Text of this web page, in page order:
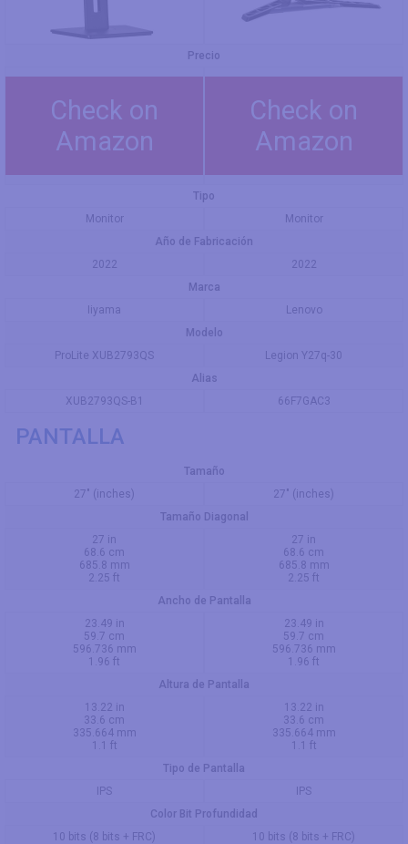
Precio
Check on
Amazon
Check on
Amazon
Tipo
Monitor
Monitor
Año de Fabricación
2022
2022
Marca
Iiyama
Lenovo
Modelo
ProLite XUB2793QS
Legion Y27q-30
Alias
XUB2793QS-B1
66F7GAC3
PANTALLA
Tamaño
27" (inches)
27" (inches)
Tamaño Diagonal
27 in
68.6 cm
685.8 mm
2.25 ft
27 in
68.6 cm
685.8 mm
2.25 ft
Ancho de Pantalla
23.49 in
59.7 cm
596.736 mm
1.96 ft
23.49 in
59.7 cm
596.736 mm
1.96 ft
Altura de Pantalla
13.22 in
33.6 cm
335.664 mm
1.1 ft
13.22 in
33.6 cm
335.664 mm
1.1 ft
Tipo de Pantalla
IPS
IPS
Color Bit Profundidad
10 bits (8 bits + FRC)
10 bits (8 bits + FRC)